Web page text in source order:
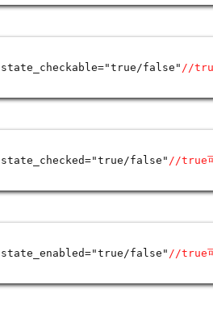
state_checkable="true/false" //
state_checked="true/false" //true
state_enabled="true/false" //true